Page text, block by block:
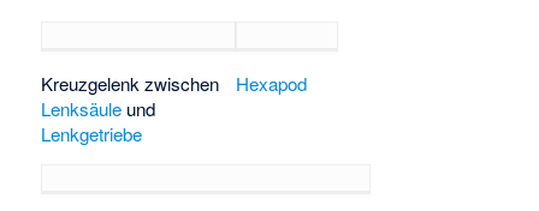
Kreuzgelenk zwischen
Lenksäule und
Lenkgetriebe
Hexapod